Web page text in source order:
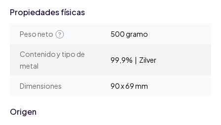
Propiedades físicas
Peso neto 500 gramo
Contenido y tipo de
metal
99,9% | Zilver
Dimensiones 90 x 69 mm
Origen